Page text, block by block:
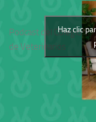
Podcast del Colegio
de Veterinarios
Haz clic